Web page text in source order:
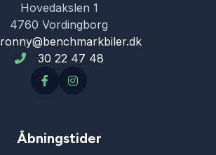
Hovedakslen 1
4760 Vordingborg
ronny@benchmarkbiler.dk
30 22 47 48
Åbningstider